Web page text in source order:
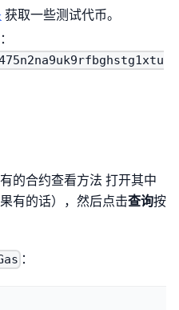
获取一些测试代币。
的合约查看方法 打开其中
有的话），然后点击查询按
：